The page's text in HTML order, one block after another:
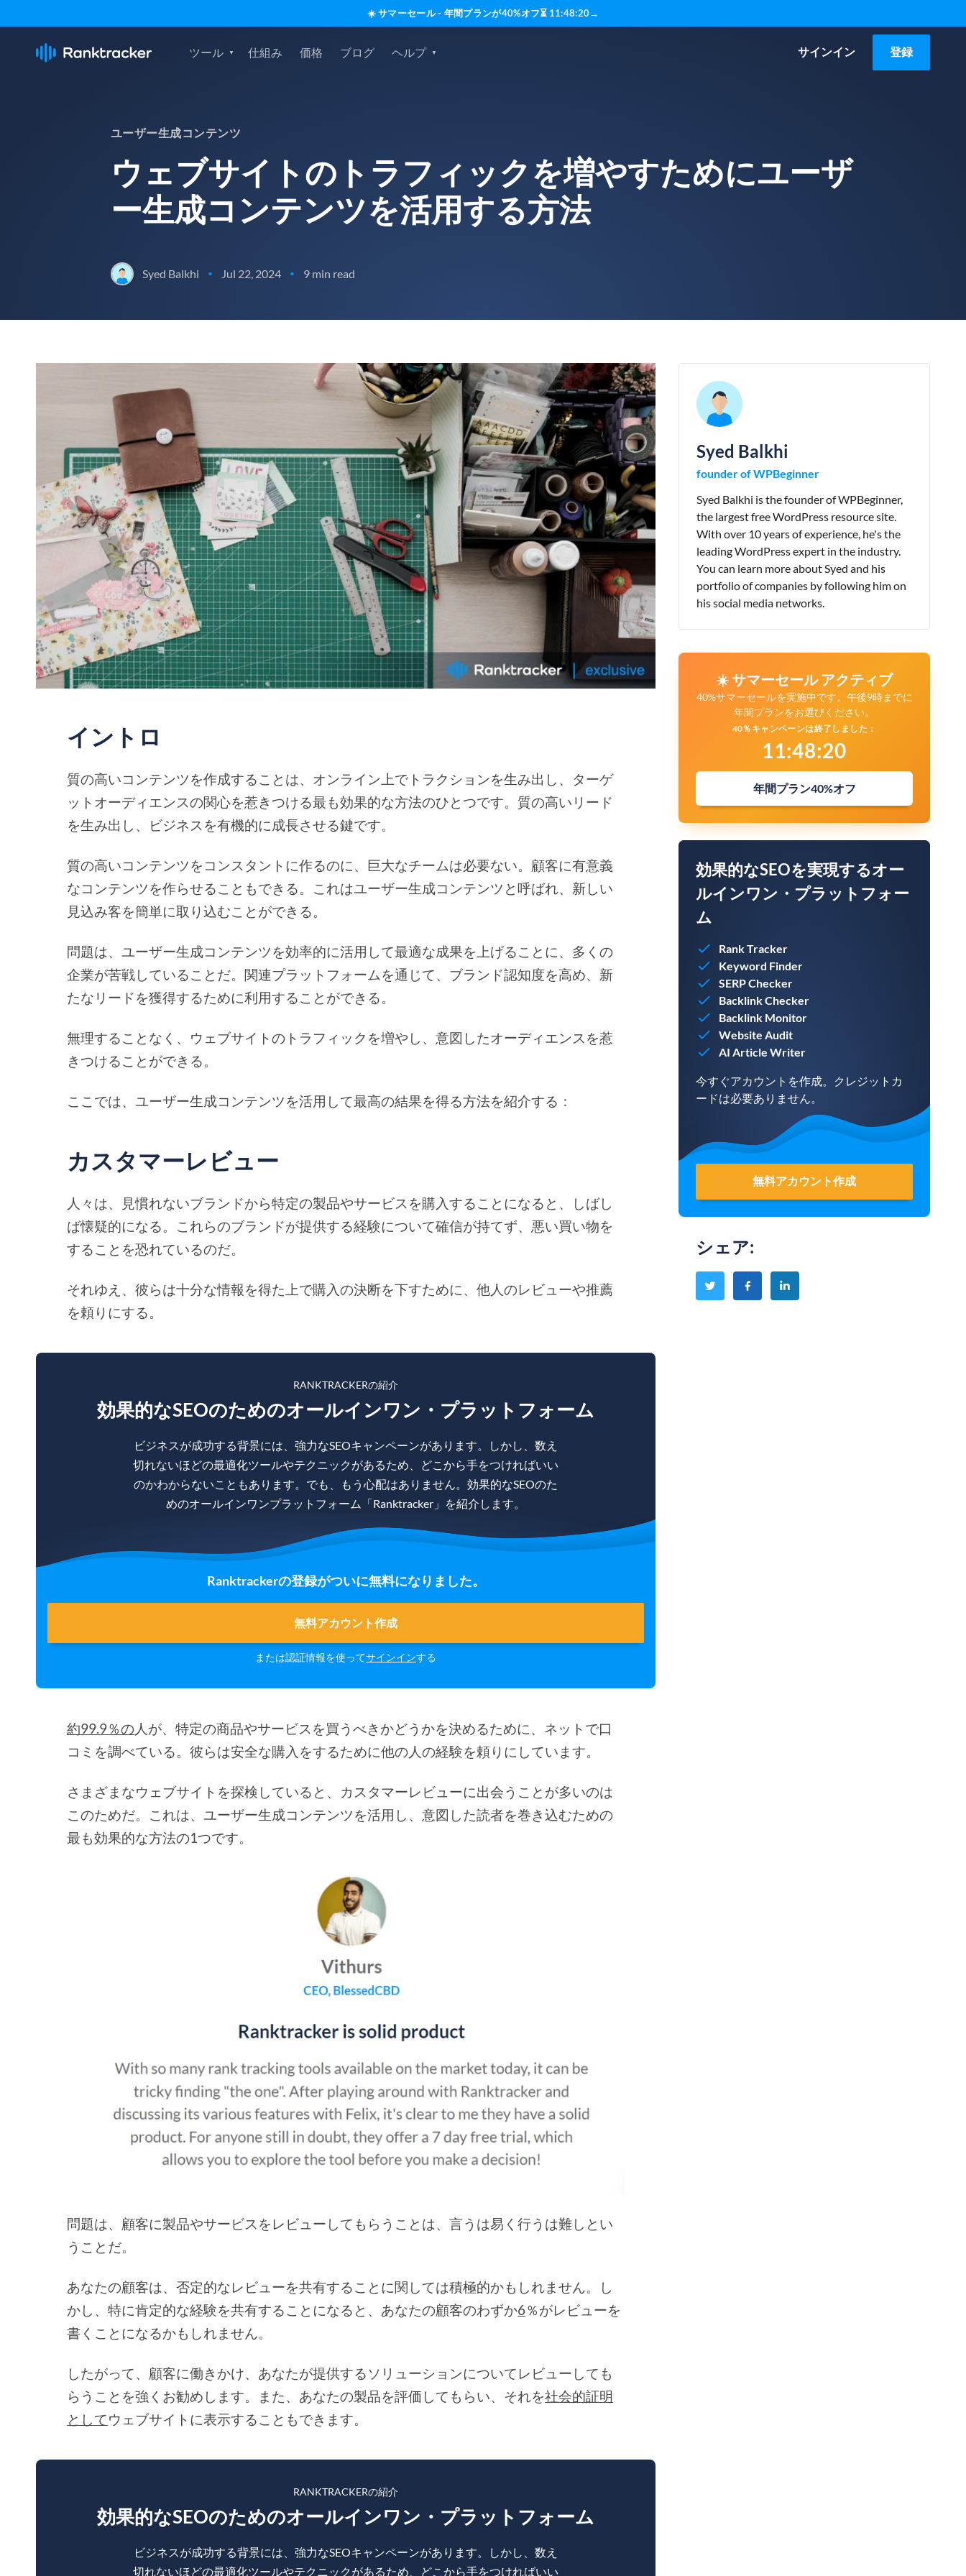
☀️ サマーセール - 年間プランが40%オフ⏳ 11:48:19→
ツール 仕組み 価格 ブログ ヘルプ サインイン 登録
ユーザー生成コンテンツ
ウェブサイトのトラフィックを増やすためにユーザ
ー生成コンテンツを活用する方法
Syed Balkhi • Jul 22, 2024 • 9 min read
イントロ
質の高いコンテンツを作成することは、オンライン上でトラクションを生み出し、ターゲ
ットオーディエンスの関心を惹きつける最も効果的な方法のひとつです。質の高いリード
を生み出し、ビジネスを有機的に成長させる鍵です。
質の高いコンテンツをコンスタントに作るのに、巨大なチームは必要ない。顧客に有意義
なコンテンツを作らせることもできる。これはユーザー生成コンテンツと呼ばれ、新しい
見込み客を簡単に取り込むことができる。
問題は、ユーザー生成コンテンツを効率的に活用して最適な成果を上げることに、多くの
企業が苦戦していることだ。関連プラットフォームを通じて、ブランド認知度を高め、新
たなリードを獲得するために利用することができる。
無理することなく、ウェブサイトのトラフィックを増やし、意図したオーディエンスを惹
きつけることができる。
ここでは、ユーザー生成コンテンツを活用して最高の結果を得る方法を紹介する：
カスタマーレビュー
人々は、見慣れないブランドから特定の製品やサービスを購入することになると、しばし
ば懐疑的になる。これらのブランドが提供する経験について確信が持てず、悪い買い物を
することを恐れているのだ。
それゆえ、彼らは十分な情報を得た上で購入の決断を下すために、他人のレビューや推薦
を頼りにする。
RANKTRACKERの紹介
効果的なSEOのためのオールインワン・プラットフォーム
ビジネスが成功する背景には、強力なSEOキャンペーンがあります。しかし、数え
切れないほどの最適化ツールやテクニックがあるため、どこから手をつければいい
のかわからないこともあります。でも、もう心配はありません。効果的なSEOのた
めのオールインワンプラットフォーム「Ranktracker」を紹介します。
Ranktrackerの登録がついに無料になりました。
無料アカウント作成
または認証情報を使ってサインインする
約99.9％の 人が、特定の商品やサービスを買うべきかどうかを決めるために、ネットで口
コミを調べている。彼らは安全な購入をするために他の人の経験を頼りにしています。
さまざまなウェブサイトを探検していると、カスタマーレビューに出会うことが多いのは
このためだ。これは、ユーザー生成コンテンツを活用し、意図した読者を巻き込むための
最も効果的な方法の1つです。
問題は、顧客に製品やサービスをレビューしてもらうことは、言うは易く行うは難しとい
うことだ。
あなたの顧客は、否定的なレビューを共有することに関しては積極的かもしれません。し
かし、特に肯定的な経験を共有することになると、あなたの顧客のわずか6％がレビューを
書くことになるかもしれません。
したがって、顧客に働きかけ、あなたが提供するソリューションについてレビューしても
らうことを強くお勧めします。また、あなたの製品を評価してもらい、それを社会的証明
としてウェブサイトに表示することもできます。
RANKTRACKERの紹介
効果的なSEOのためのオールインワン・プラットフォーム
ビジネスが成功する背景には、強力なSEOキャンペーンがあります。しかし、数え
切れないほどの最適化ツールやテクニックがあるため、どこから手をつければいい
Syed Balkhi
founder of WPBeginner
Syed Balkhi is the founder of WPBeginner,
the largest free WordPress resource site.
With over 10 years of experience, he's the
leading WordPress expert in the industry.
You can learn more about Syed and his
portfolio of companies by following him on
his social media networks.
☀️ サマーセール アクティブ
40%サマーセールを実施中です。午後9時までに
年間プランをお選びください。
40％キャンペーンは終了しました：
11:48:19
年間プラン40%オフ
効果的なSEOを実現するオー
ルインワン・プラットフォー
ム
Rank Tracker
Keyword Finder
SERP Checker
Backlink Checker
Backlink Monitor
Website Audit
AI Article Writer
今すぐアカウントを作成。クレジットカ
ードは必要ありません。
無料アカウント作成
シェア: